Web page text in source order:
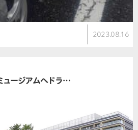
2023.08.16
ュージアムへドラ…